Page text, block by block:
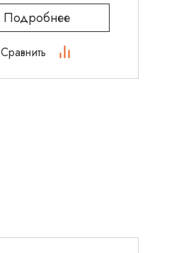
Подробнее
Сравнить